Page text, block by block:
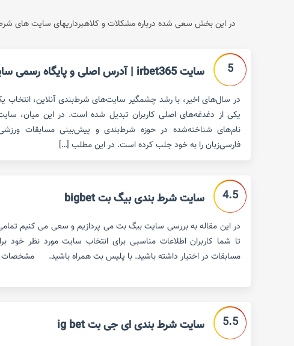
در این بخش سعی شده درباره مشکلات و کلاهبرداریهای سایت های
5 سایت irbet365 | آدرس اصلی و پایگاه رسمی سایت
در سال‌های اخیر، با رشد چشمگیر سایت‌های شرط‌بندی آنلاین، انتخاب
نام‌های شناخته‌شده در حوزه شرط‌بندی و پیش‌بینی مسابقات
فارسی‌زبان را به خود جلب کرده است. در این مطلب […]
4.5 سایت شرط بندی بیگ بت bigbet
در این مقاله به بررسی سایت بیگ بت می پردازیم و سعی می کنیم
تا شما کاربران اطلاعات مناسبی برای انتخاب سایت مورد نظر
مسابقات در اختیار داشته باشید. با پلیس بت همراه باشید.
5.5 سایت شرط بندی ای جی بت ig bet